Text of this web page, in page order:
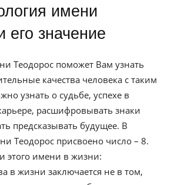
его значение
Теодорос поможет Вам узнать
качества человека с таким
узнать о судьбе, успехе в
расшифровывать знаки
предсказывать будущее. В
Теодорос присвоено число – 8.
этого имени в жизни:
в жизни заключается не в том,